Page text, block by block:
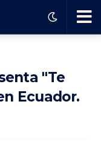
Ha
"Te
Ecuador.